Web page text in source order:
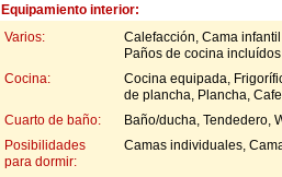
Equipamiento interior:
Varios:
Calefacción, Cama
Paños de cocina incluídos
Cocina:
Cocina equipada,
de plancha, Plancha,
Cuarto de baño:
Baño/ducha, Tendedero,
Posibilidades
para dormir:
Camas individuales,